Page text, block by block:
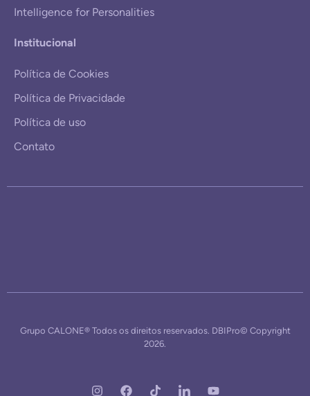
Intelligence for Personalities
Institucional
Política de Cookies
Política de Privacidade
Política de uso
Contato
Grupo CALONE® Todos os direitos reservados. DBIPro© Copyright
2026.